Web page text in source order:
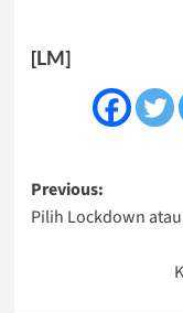
[LM]
Post
navigation
Previous:
Pilih Lockdown